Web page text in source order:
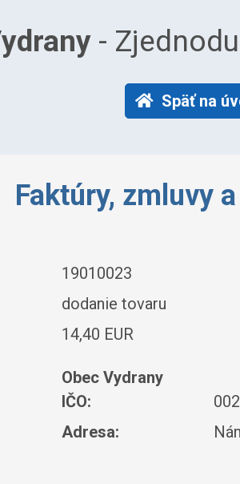
-
Späť na
Faktúry, zmluvy
19010023
dodanie tovaru
14,40 EUR
Obec Vydrany
IČO:
Adresa: